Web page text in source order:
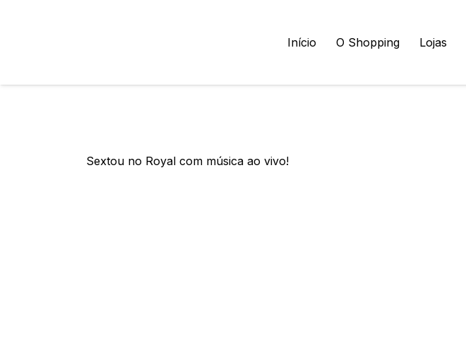
Início O Shopping Lojas
Sextou no Royal com música ao vivo!